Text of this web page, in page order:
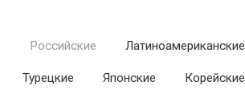
Российские Латиноамериканские
Турецкие Японские Корейские